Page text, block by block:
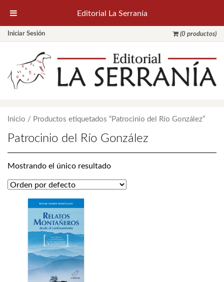
Iniciar Sesión (0 productos)
Inicio / Productos etiquetados “Patrocinio del Río González”
Patrocinio del Río González
Mostrando el único resultado
Editorial La Serranía